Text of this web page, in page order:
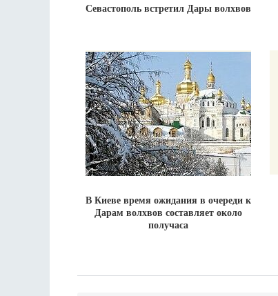
Севастополь встретил Дары волхвов
В Киеве время ожидания в очереди к
Дарам волхвов составляет около
получаса